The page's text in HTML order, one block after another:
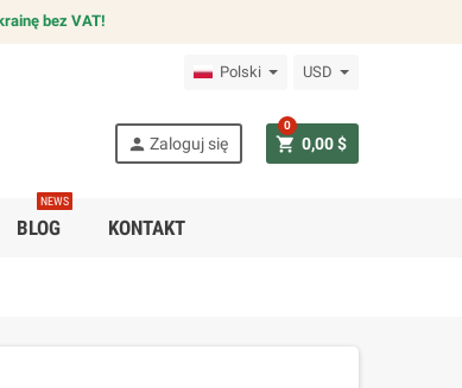
bez VAT!
Polski USD
person Zaloguj się shopping_cart 0,00 $
0
BLOG
NEWS
KONTAKT